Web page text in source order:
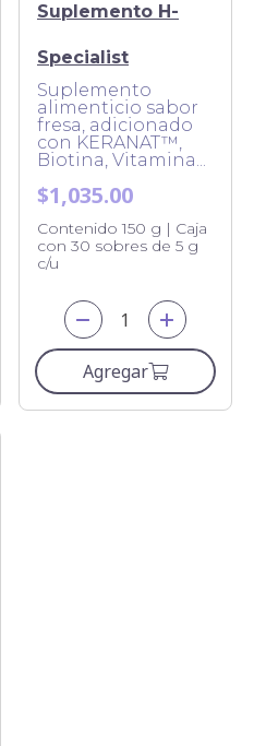
Suplemento H-
Specialist
Suplemento
alimenticio sabor
fresa, adicionado
con KERANAT™,
Biotina, Vitamina...
$1,035.00
Contenido 150 g | Caja
con 30 sobres de 5 g
c/u
Agregar